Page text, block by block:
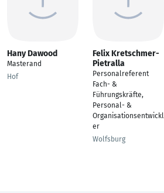
Hany Dawood
Masterand
Hof
Felix Kretschmer-
Pietralla
Personalreferent
Fach- &
Führungskräfte,
Personal- &
Organisationsentwickl
er
Wolfsburg